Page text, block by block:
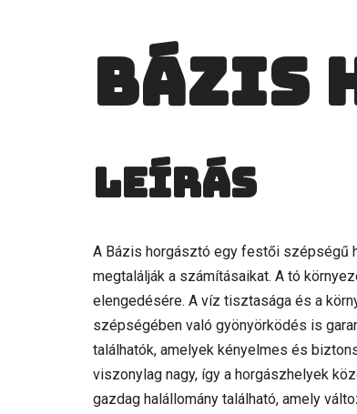
Bázis
Leírás
A Bázis horgásztó egy festői szépségű
megtalálják a számításaikat. A tó
elengedésére. A víz tisztasága és a
szépségében való gyönyörködés is
találhatók, amelyek kényelmes és
viszonylag nagy, így a horgászhelyek
gazdag halállomány található, amely